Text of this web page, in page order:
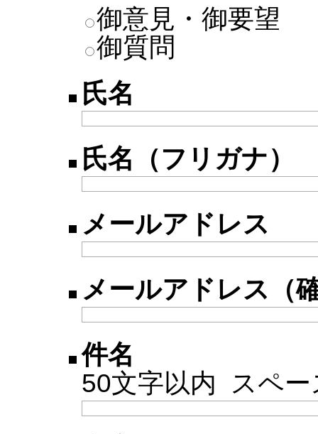
御意見・御要望
御質問
氏名
氏名（フリガナ）
メールアドレス
メールアドレス（
件名
50文字以内 スペー